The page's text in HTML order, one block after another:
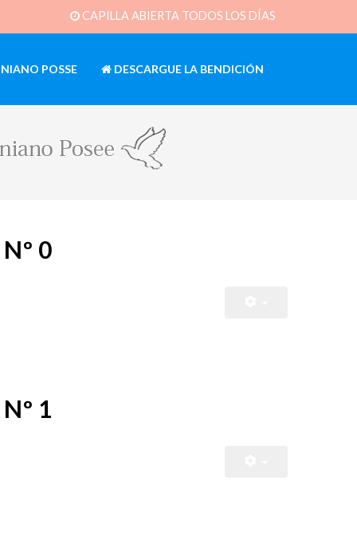
CAPILLA ABIERTA TODOS LOS DÍAS
POSSE DESCARGUE LA BENDICIÓN
0
1